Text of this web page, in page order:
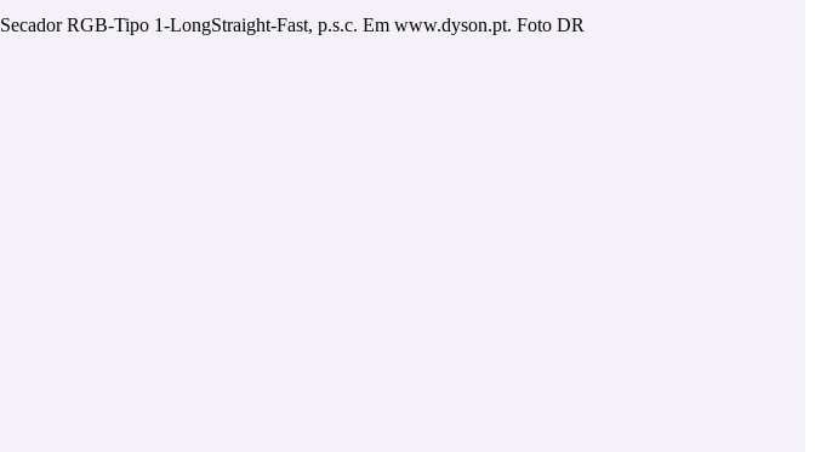
Secador RGB-Tipo 1-LongStraight-Fast, p.s.c. Em www.dyson.pt. Foto DR